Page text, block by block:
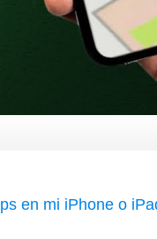
en mi iPhone o